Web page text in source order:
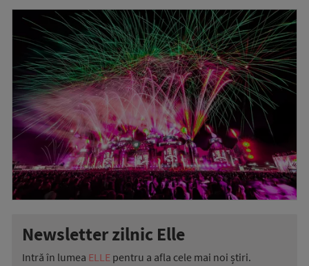
Newsletter zilnic Elle
Intră în lumea ELLE pentru a afla cele mai noi știri.